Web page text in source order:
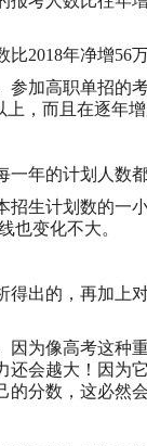
2018年净增56
参加高职单招
，而且在逐年
年的计划人数
招生计划数的
也变化不大。
出的，再加上
为像高考这种
会越大！因为
分数，这必然